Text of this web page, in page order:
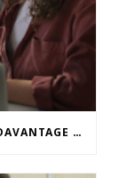
SANTÉ AU TRAVAIL : DES MANAGERS À DAVANTAGE OUTILLER